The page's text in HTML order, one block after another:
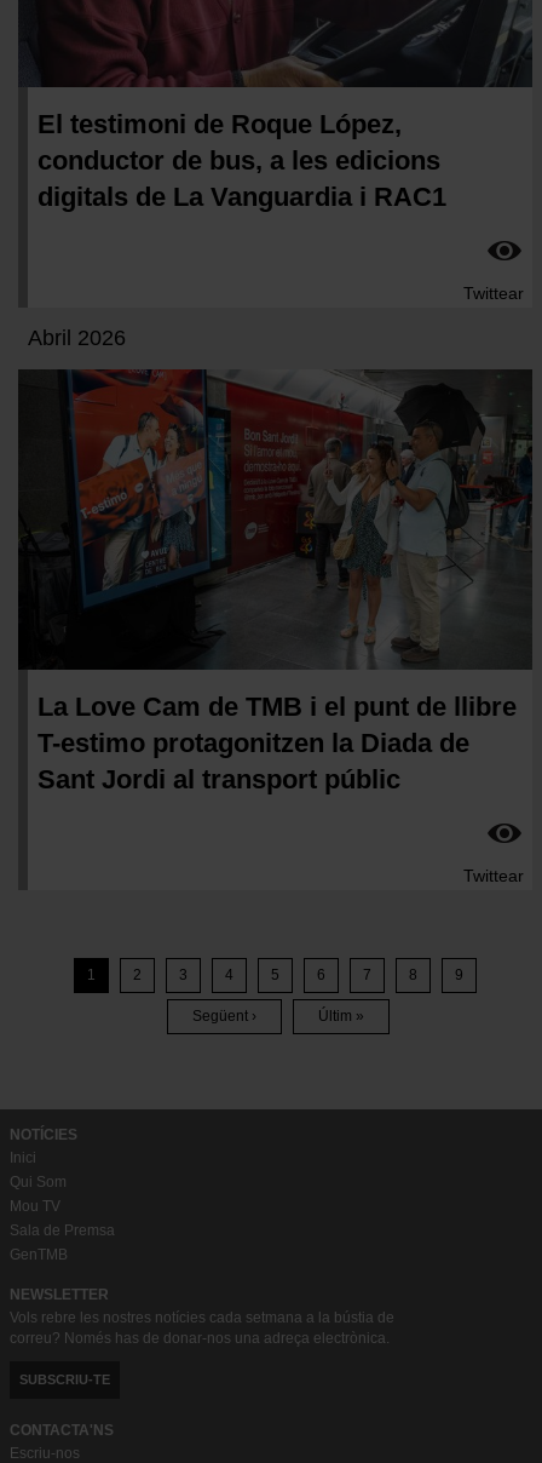
El testimoni de Roque López,
conductor de bus, a les edicions
digitals de La Vanguardia i RAC1
Twittear
Abril 2026
La Love Cam de TMB i el punt de llibre
T-estimo protagonitzen la Diada de
Sant Jordi al transport públic
Twittear
Paginació
1 Pàgina
2 Pàgina
3 Pàgina
4 Pàgina
5 Pàgina
6 Pàgina
7 Pàgina
8 9
Pàgina
Següent ›
Última
Últim »
NOTÍCIES
Inici
Qui Som
Mou TV
Sala de Premsa
GenTMB
NEWSLETTER
Vols rebre les nostres notícies cada setmana a la bústia de
correu? Només has de donar-nos una adreça electrònica.
SUBSCRIU-TE
CONTACTA'NS
Escriu-nos